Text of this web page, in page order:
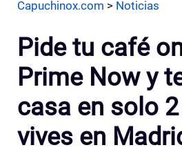
Capuchinox.com > Noticias
Pide tu café
Prime Now y
casa en solo
vives en